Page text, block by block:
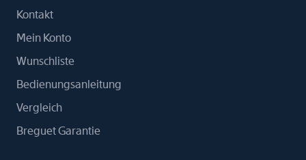
Kontakt
Mein Konto
Wunschliste
Bedienungsanleitung
Vergleich
Breguet Garantie